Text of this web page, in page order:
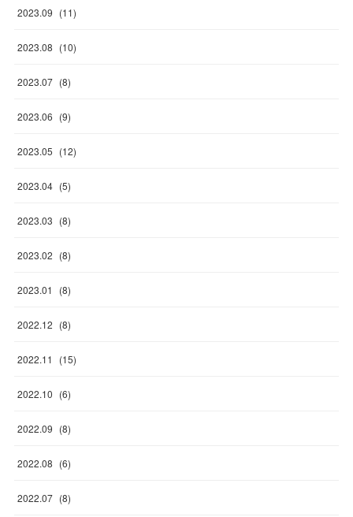
2023.09 (11)
2023.08 (10)
2023.07 (8)
2023.06 (9)
2023.05 (12)
2023.04 (5)
2023.03 (8)
2023.02 (8)
2023.01 (8)
2022.12 (8)
2022.11 (15)
2022.10 (6)
2022.09 (8)
2022.08 (6)
2022.07 (8)